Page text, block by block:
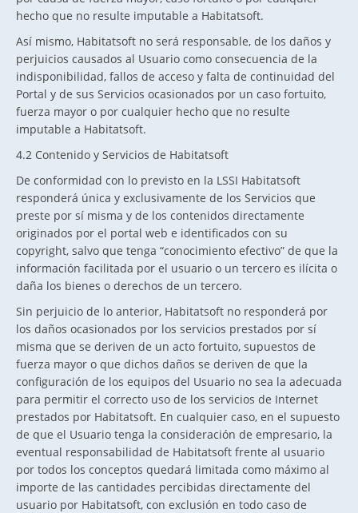
hecho que no resulte imputable a Habitatsoft.
Así mismo, Habitatsoft no será responsable, de los daños y
perjuicios causados al Usuario como consecuencia de la
indisponibilidad, fallos de acceso y falta de continuidad del
Portal y de sus Servicios ocasionados por un caso fortuito,
fuerza mayor o por cualquier hecho que no resulte
imputable a Habitatsoft.
4.2 Contenido y Servicios de Habitatsoft
De conformidad con lo previsto en la LSSI Habitatsoft
responderá única y exclusivamente de los Servicios que
preste por sí misma y de los contenidos directamente
originados por el portal web e identificados con su
copyright, salvo que tenga “conocimiento efectivo” de que la
información facilitada por el usuario o un tercero es ilícita o
daña los bienes o derechos de un tercero.
Sin perjuicio de lo anterior, Habitatsoft no responderá por
los daños ocasionados por los servicios prestados por sí
misma que se deriven de un acto fortuito, supuestos de
fuerza mayor o que dichos daños se deriven de que la
configuración de los equipos del Usuario no sea la adecuada
para permitir el correcto uso de los servicios de Internet
prestados por Habitatsoft. En cualquier caso, en el supuesto
de que el Usuario tenga la consideración de empresario, la
eventual responsabilidad de Habitatsoft frente al usuario
por todos los conceptos quedará limitada como máximo al
importe de las cantidades percibidas directamente del
usuario por Habitatsoft, con exclusión en todo caso de